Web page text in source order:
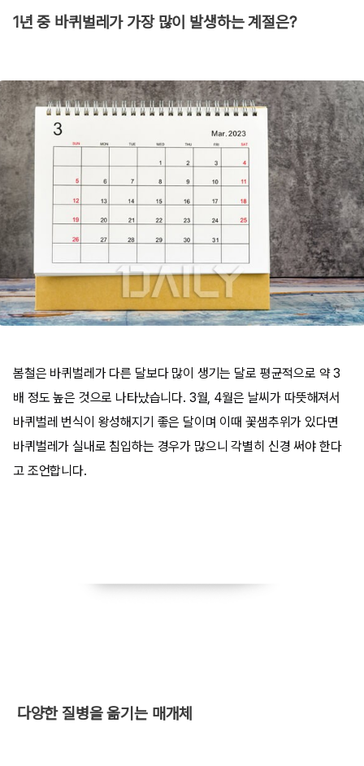
​1년 중 바퀴벌레가 가장 많이 발생하는 계절은?
봄철은 바퀴벌레가 다른 달보다 많이 생기는 달로 평균적으로 약 3
배 정도 높은 것으로 나타났습니다. 3월, 4월은 날씨가 따뜻해져서
바퀴벌레 번식이 왕성해지기 좋은 달이며 이때 꽃샘추위가 있다면
바퀴벌레가 실내로 침입하는 경우가 많으니 각별히 신경 써야 한다
고 조언합니다.
​ 다양한 질병을 옮기는 매개체